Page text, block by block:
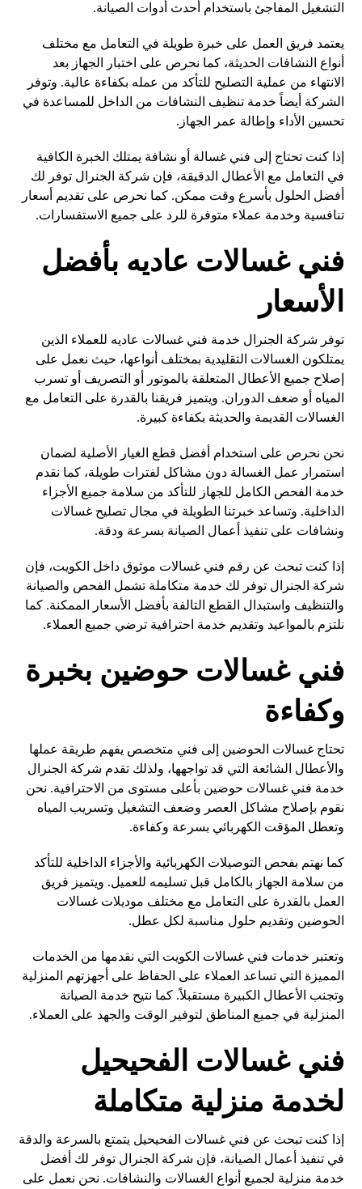
التشغيل المفاجئ باستخدام أحدث أدوات الصيانة.
يعتمد فريق العمل على خبرة طويلة في التعامل مع مختلف
أنواع النشافات الحديثة، كما نحرص على اختبار الجهاز بعد
الانتهاء من عملية التصليح للتأكد من عمله بكفاءة عالية. وتوفر
الشركة أيضاً خدمة تنظيف النشافات من الداخل للمساعدة في
تحسين الأداء وإطالة عمر الجهاز.
إذا كنت تحتاج إلى فني غسالة أو نشافة يمتلك الخبرة الكافية
في التعامل مع الأعطال الدقيقة، فإن شركة الجنرال توفر لك
أفضل الحلول بأسرع وقت ممكن. كما نحرص على تقديم أسعار
تنافسية وخدمة عملاء متوفرة للرد على جميع الاستفسارات.
فني غسالات عاديه بأفضل
الأسعار
توفر شركة الجنرال خدمة فني غسالات عاديه للعملاء الذين
يمتلكون الغسالات التقليدية بمختلف أنواعها، حيث نعمل على
إصلاح جميع الأعطال المتعلقة بالموتور أو التصريف أو تسرب
المياه أو ضعف الدوران. ويتميز فريقنا بالقدرة على التعامل مع
الغسالات القديمة والحديثة بكفاءة كبيرة.
نحن نحرص على استخدام أفضل قطع الغيار الأصلية لضمان
استمرار عمل الغسالة دون مشاكل لفترات طويلة، كما نقدم
خدمة الفحص الكامل للجهاز للتأكد من سلامة جميع الأجزاء
الداخلية. وتساعد خبرتنا الطويلة في مجال تصليح غسالات
ونشافات على تنفيذ أعمال الصيانة بسرعة ودقة.
إذا كنت تبحث عن رقم فني غسالات موثوق داخل الكويت، فإن
شركة الجنرال توفر لك خدمة متكاملة تشمل الفحص والصيانة
والتنظيف واستبدال القطع التالفة بأفضل الأسعار الممكنة. كما
نلتزم بالمواعيد وتقديم خدمة احترافية ترضي جميع العملاء.
فني غسالات حوضين بخبرة
وكفاءة
تحتاج غسالات الحوضين إلى فني متخصص يفهم طريقة عملها
والأعطال الشائعة التي قد تواجهها، ولذلك تقدم شركة الجنرال
خدمة فني غسالات حوضين بأعلى مستوى من الاحترافية. نحن
نقوم بإصلاح مشاكل العصر وضعف التشغيل وتسريب المياه
وتعطل المؤقت الكهربائي بسرعة وكفاءة.
كما نهتم بفحص التوصيلات الكهربائية والأجزاء الداخلية للتأكد
من سلامة الجهاز بالكامل قبل تسليمه للعميل. ويتميز فريق
العمل بالقدرة على التعامل مع مختلف موديلات غسالات
الحوضين وتقديم حلول مناسبة لكل عطل.
وتعتبر خدمات فني غسالات الكويت التي نقدمها من الخدمات
المميزة التي تساعد العملاء على الحفاظ على أجهزتهم المنزلية
وتجنب الأعطال الكبيرة مستقبلاً. كما نتيح خدمة الصيانة
المنزلية في جميع المناطق لتوفير الوقت والجهد على العملاء.
فني غسالات الفحيحيل
لخدمة منزلية متكاملة
إذا كنت تبحث عن فني غسالات الفحيحيل يتمتع بالسرعة والدقة
في تنفيذ أعمال الصيانة، فإن شركة الجنرال توفر لك أفضل
خدمة منزلية لجميع أنواع الغسالات والنشافات. نحن نعمل على